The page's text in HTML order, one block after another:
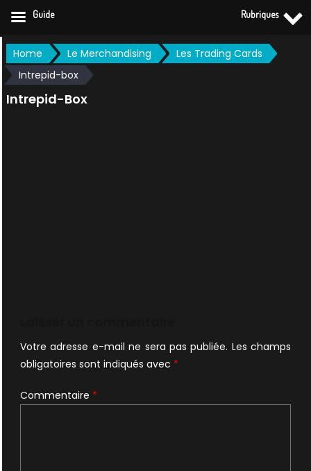
Skip
to
content
Home Le Merchandising
Les Trading Cards
Intrepid-box
Intrepid-Box
Votre adresse e-mail ne sera pas publiée. Les champs
obligatoires sont indiqués avec *
Commentaire *
Guide Rubriques